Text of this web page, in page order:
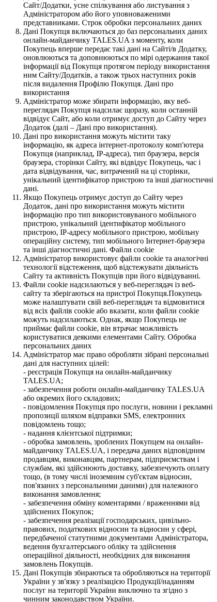
Сайт/Додатки, усне спілкування або листування з
Адміністратором або його уповноваженими
представниками. Строк обробки персональних даних
Дані Покупця включаються до баз персональних даних
онлайн-майданчику TALES.UA з моменту, коли
Покупець вперше передає такі дані на Сайті/в Додатку,
оновлюються та доповнюються по мірі одержання такої
інформації від Покупця протягом періоду використання
ним Сайту/Додатків, а також трьох наступних років
після видалення Профілю Покупця. Дані про
використання
Адміністратор може збирати інформацію, яку веб-
переглядач Покупця надсилає щоразу, коли останній
відвідує Сайт, або коли отримує доступ до Сайту через
Додаток (далі – Дані про використання).
Дані про використання можуть містити таку
інформацію, як адреса інтернет-протоколу комп'ютера
Покупця (наприклад, IP-адреса), тип браузера, версія
браузера, сторінки Сайту, які відвідує Покупець, час і
дата відвідування, час, витрачений на ці сторінки,
унікальний ідентифікатор пристрою та інші діагностичні
дані.
Якщо Покупець отримує доступ до Сайту через
Додаток, дані про використання можуть містити
інформацію про тип використовуваного мобільного
пристрою, унікальний ідентифікатор мобільного
пристрою, IP-адресу мобільного пристрою, мобільну
операційну систему, тип мобільного Інтернет-браузера
та інші діагностичні дані. Файли cookie
Адміністратор використовує файли cookie та аналогічні
технології відстеження, щоб відстежувати діяльність
Сайту та активність Покупців при його відвідуванні.
Файли cookie надсилаються у веб-переглядач із веб-
сайту та зберігаються на пристрої Покупця.Покупець
може налаштувати свій веб-переглядач та відмовитися
від всіх файлів cookie або вказати, коли файли cookie
можуть надсилаються. Однак, якщо Покупець не
приймає файли cookie, він втрачає можливість
користуватися деякими елементами Сайту. Обробка
персональних даних
Адміністратор має право обробляти зібрані персональні
дані для наступних цілей:
- реєстрація Покупця на онлайн-майданчику
TALES.UA;
- забезпечення роботи онлайн-майданчику TALES.UA
або окремих його складових;
- повідомлення Покупця про послуги, новини і рекламні
пропозиції шляхом відправки SMS, електронних
повідомлень тощо;
- надання клієнтської підтримки;
- обробка замовлень, зроблених Покупцем на онлайн-
майданчику TALES.UA, і передача даних відповідним
продавцям, виконавцям, партнерам, підприємствам і
службам, які здійснюють доставку, забезпечують оплату
тощо, (в тому числі іноземним суб'єктам відносин,
пов'язаних з персональними даними) для належного
виконання замовлення;
- забезпечення обміну коментарями / враженнями від
здійснених Покупок;
- забезпечення реалізації господарських, цивільно-
правових, податкових відносин та відносин у сфері,
передбаченої статутними документами Адміністратора,
ведення бухгалтерського обліку та здійснення
операційної діяльності, необхідних для виконання
замовлень Покупців.
Дані Покупців збираються та обробляються на території
України у зв'язку з реалізацією Продукції/наданням
послуг на території України виключно та згідно з
чинним законодавством України.